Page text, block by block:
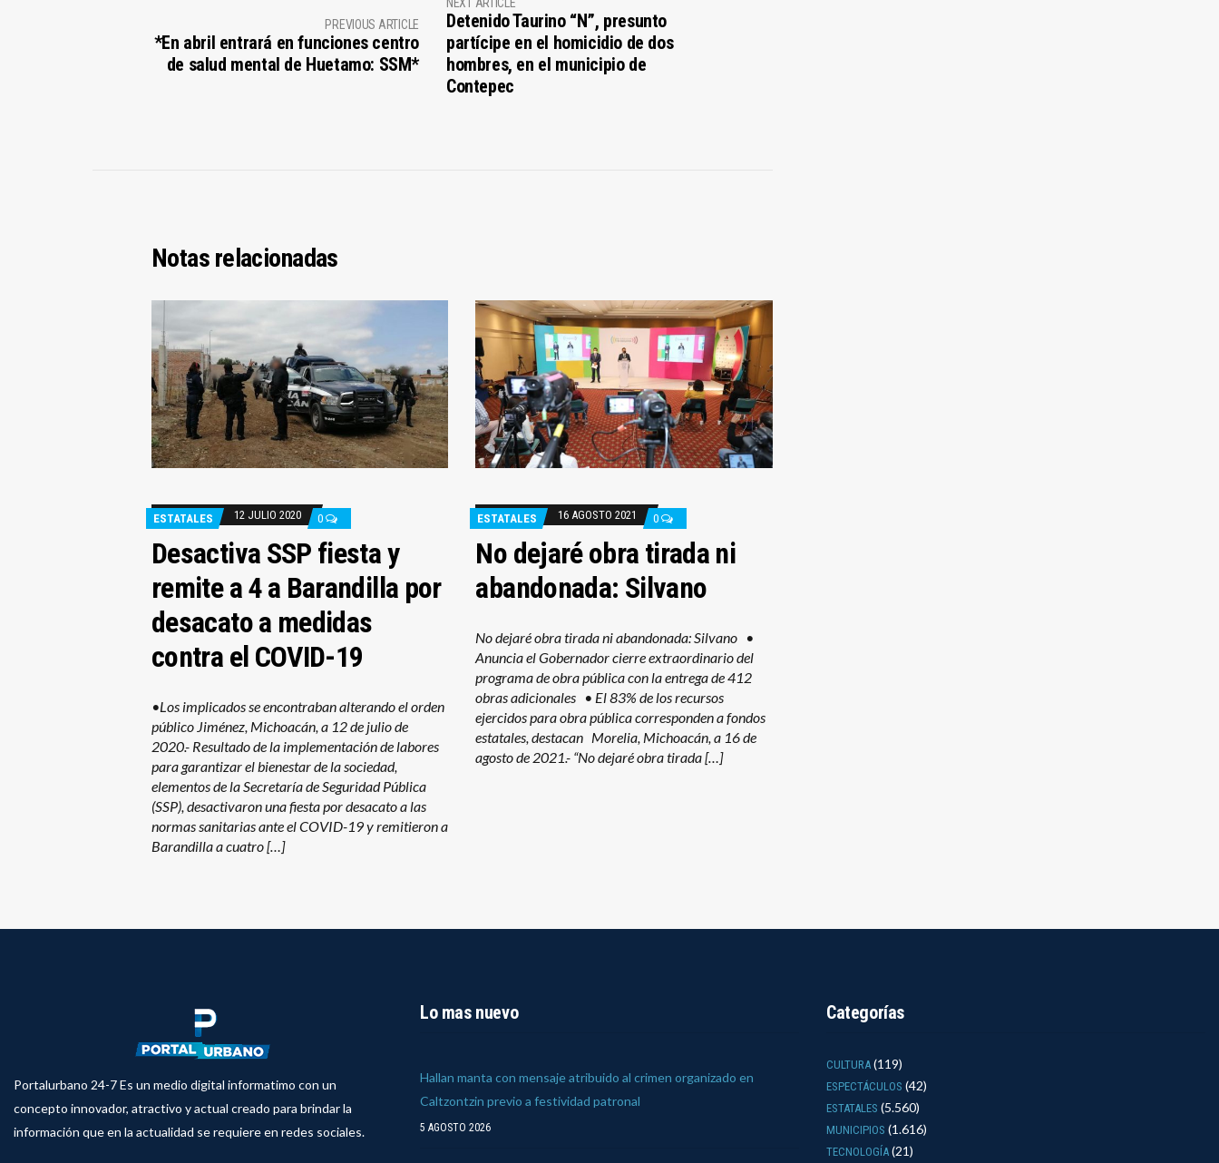
PREVIOUS ARTICLE
*En abril entrará en funciones centro
de salud mental de Huetamo: SSM*
Detenido Taurino “N”, presunto
partícipe en el homicidio de dos
hombres, en el municipio de
Contepec
Notas relacionadas
ESTATALES 12 JULIO 2020 0
Desactiva SSP fiesta y
remite a 4 a Barandilla por
desacato a medidas
contra el COVID-19
•Los implicados se encontraban alterando el orden
público Jiménez, Michoacán, a 12 de julio de
2020.- Resultado de la implementación de labores
para garantizar el bienestar de la sociedad,
elementos de la Secretaría de Seguridad Pública
(SSP), desactivaron una fiesta por desacato a las
normas sanitarias ante el COVID-19 y remitieron a
Barandilla a cuatro […]
ESTATALES 16 AGOSTO 2021 0
No dejaré obra tirada ni
abandonada: Silvano
No dejaré obra tirada ni abandonada: Silvano •
Anuncia el Gobernador cierre extraordinario del
programa de obra pública con la entrega de 412
obras adicionales • El 83% de los recursos
ejercidos para obra pública corresponden a fondos
estatales, destacan Morelia, Michoacán, a 16 de
agosto de 2021.- “No dejaré obra tirada […]
Portalurbano 24-7 Es un medio digital informatimo con un
concepto innovador, atractivo y actual creado para brindar la
información que en la actualidad se requiere en redes sociales.
Lo mas nuevo
Hallan manta con mensaje atribuido al crimen organizado en
Caltzontzin previo a festividad patronal
5 AGOSTO 2026
Categorías
CULTURA(119)
ESPECTÁCULOS (42)
ESTATALES (5.560)
MUNICIPIOS (1.616)
TECNOLOGÍA(21)